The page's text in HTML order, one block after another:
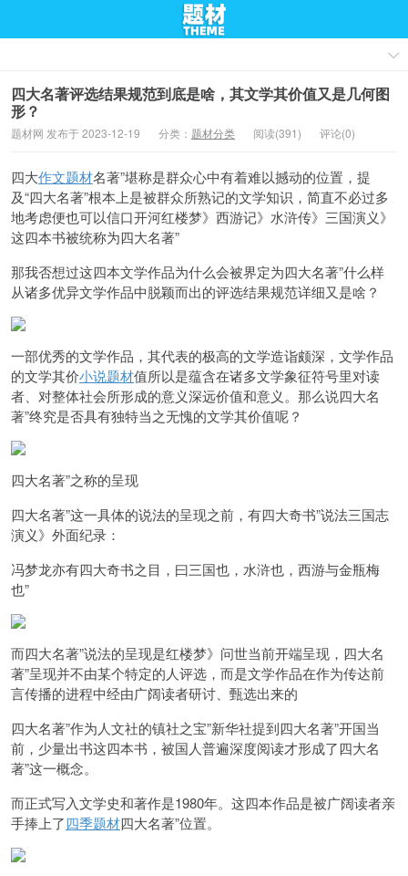
四大名著评选结果规范到底是啥，其文学其价值又是几何图
形？
题材网 发布于 2023-12-19 分类： 题材分类 阅读(391) 评论(0)
四大作文题材名著”堪称是群众心中有着难以撼动的位置，提
及“四大名著”根本上是被群众所熟记的文学知识，简直不必过多
地考虑便也可以信口开河红楼梦》西游记》水浒传》三国演义》
这四本书被统称为四大名著”
那我否想过这四本文学作品为什么会被界定为四大名著”什么样
从诸多优异文学作品中脱颖而出的评选结果规范详细又是啥？
一部优秀的文学作品，其代表的极高的文学造诣颇深，文学作品
的文学其价小说题材值所以是蕴含在诸多文学象征符号里对读
者、对整体社会所形成的意义深远价值和意义。 那么说四大名
著”终究是否具有独特当之无愧的文学其价值呢？
四大名著”之称的呈现
四大名著”这一具体的说法的呈现之前， 有四大奇书”说法三国志
演义》外面纪录：
冯梦龙亦有四大奇书之目，曰三国也，水浒也，西游与金瓶梅
也”
而四大名著”说法的呈现是红楼梦》问世当前开端呈现，四大名
著”呈现并不由某个特定的人评选， 而是文学作品在作为传达前
言传播的进程中经由广阔读者研讨、甄选出来的
四大名著”作为人文社的镇社之宝”新华社提到四大名著”开国当
前， 少量出书这四本书，被国人普遍深度阅读才形成了四大名
著”这一概念。
而正式写入文学史和著作是1980年。这四本作品是被广阔读者亲
手捧上了四季题材四大名著”位置。